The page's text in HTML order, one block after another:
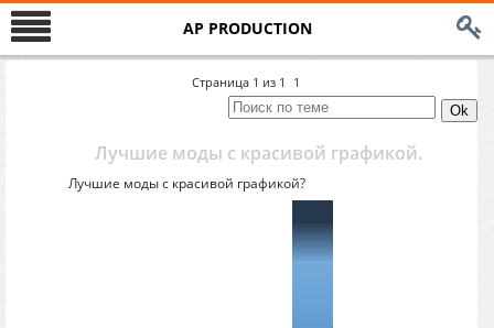
AP PRODUCTION
Страница 1 из 1 1
Лучшие моды с красивой графикой.
Лучшие моды с красивой графикой?